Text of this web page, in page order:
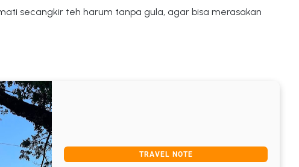
secangkir teh harum tanpa gula, agar bisa merasakan